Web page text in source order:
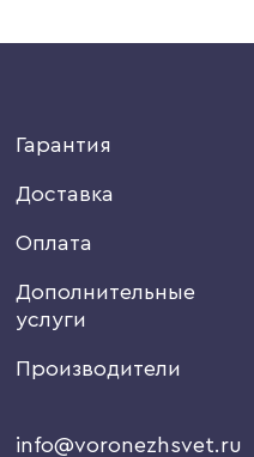
Гарантия
Доставка
Оплата
Дополнительные
услуги
Производители
info@voronezhsvet.ru